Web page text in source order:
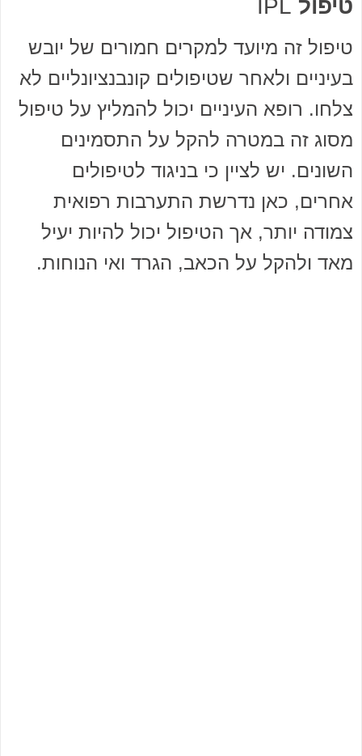
טיפול IPL
טיפול זה מיועד למקרים חמורים של יובש
בעיניים ולאחר שטיפולים קונבנציונליים לא
צלחו. רופא העיניים יכול להמליץ על טיפול
מסוג זה במטרה להקל על התסמינים
השונים. יש לציין כי בניגוד לטיפולים
אחרים, כאן נדרשת התערבות רפואית
צמודה יותר, אך הטיפול יכול להיות יעיל
מאד ולהקל על הכאב, הגרד ואי הנוחות.